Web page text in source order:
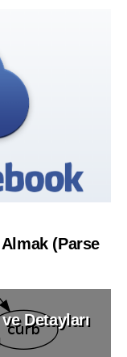
(Parse
Detayları